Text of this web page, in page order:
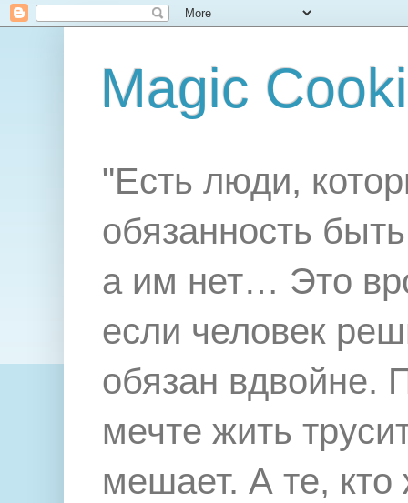
Magic
"Есть люди,
обязанность
а им нет… Это
если человек
обязан вдвойне.
мечте жить
мешает. А те,